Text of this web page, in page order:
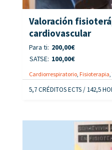
Valoración
cardiovascular
Para ti: 200,00€
SATSE: 100,00€
Cardiorrespiratorio, Fisioterapia
5,7 CRÉDITOS ECTS / 142,5